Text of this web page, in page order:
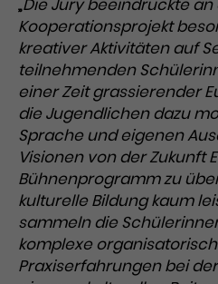
Anbieter Google
Laufzeit 1 Tag
Zweck
Dieses
Analytics
wird
darüber zu
nutzen, und
eines
Performance
erhobenen
Google-
Website
Name _gcl_aw
Anbieter Google Ads
Laufzeit 3 Monate
Zweck
Dieses
dient der
„Die Jury beeindruckte
Kooperationsprojekt
kreativer Aktivitäten auf
teilnehmenden
einer Zeit grassierender
die Jugendlichen dazu
Sprache und eigenen
Visionen von der Zukunft
Bühnenprogramm zu
kulturelle Bildung kaum
sammeln die
komplexe
Praxiserfahrungen bei